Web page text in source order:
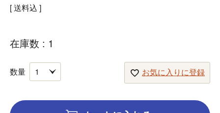
送料込
在庫数 1
お気に入りに登録